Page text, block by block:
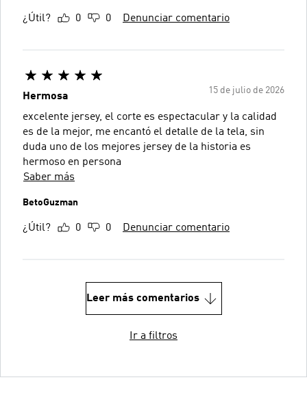
¿Útil? 0 0 Denunciar comentario
15 de julio de 2026
Hermosa
excelente jersey, el corte es espectacular y la calidad
es de la mejor, me encantó el detalle de la tela, sin
duda uno de los mejores jersey de la historia es
hermoso en persona
Saber más
BetoGuzman
¿Útil? 0 0 Denunciar comentario
Leer más comentarios
Ir a filtros